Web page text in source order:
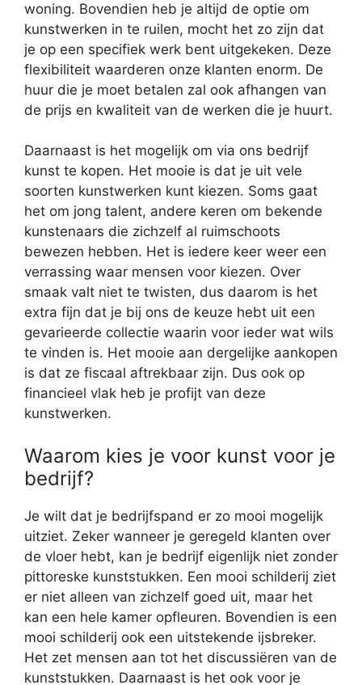
woning. Bovendien heb je altijd de optie om
kunstwerken in te ruilen, mocht het zo zijn dat
je op een specifiek werk bent uitgekeken. Deze
flexibiliteit waarderen onze klanten enorm. De
huur die je moet betalen zal ook afhangen van
de prijs en kwaliteit van de werken die je huurt.
Daarnaast is het mogelijk om via ons bedrijf
kunst te kopen. Het mooie is dat je uit vele
soorten kunstwerken kunt kiezen. Soms gaat
het om jong talent, andere keren om bekende
kunstenaars die zichzelf al ruimschoots
bewezen hebben. Het is iedere keer weer een
verrassing waar mensen voor kiezen. Over
smaak valt niet te twisten, dus daarom is het
extra fijn dat je bij ons de keuze hebt uit een
gevarieerde collectie waarin voor ieder wat wils
te vinden is. Het mooie aan dergelijke aankopen
is dat ze fiscaal aftrekbaar zijn. Dus ook op
financieel vlak heb je profijt van deze
kunstwerken.
Waarom kies je voor kunst voor je
bedrijf?
Je wilt dat je bedrijfspand er zo mooi mogelijk
uitziet. Zeker wanneer je geregeld klanten over
de vloer hebt, kan je bedrijf eigenlijk niet zonder
pittoreske kunststukken. Een mooi schilderij ziet
er niet alleen van zichzelf goed uit, maar het
kan een hele kamer opfleuren. Bovendien is een
mooi schilderij ook een uitstekende ijsbreker.
Het zet mensen aan tot het discussiëren van de
kunststukken. Daarnaast is het ook voor je